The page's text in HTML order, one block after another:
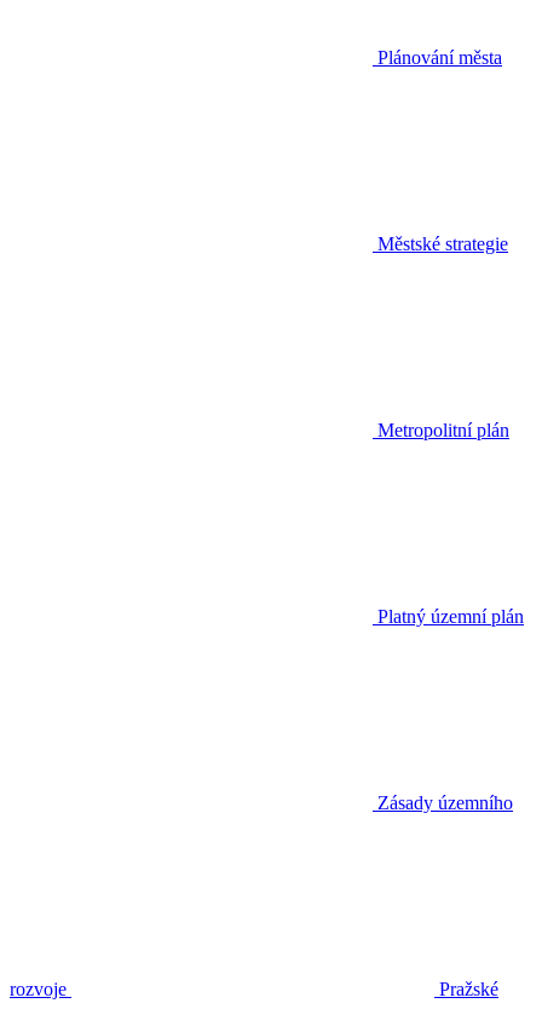
Plánování města
Městské strategie
Metropolitní plán
Platný územní plán
Zásady územního
rozvoje Pražské